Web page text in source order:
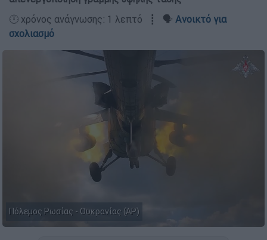
🕛 χρόνος ανάγνωσης: 1 λεπτό ┋ 🗣️ Ανοικτό για
σχολιασμό
Πόλεμος Ρωσίας - Ουκρανίας (AP)